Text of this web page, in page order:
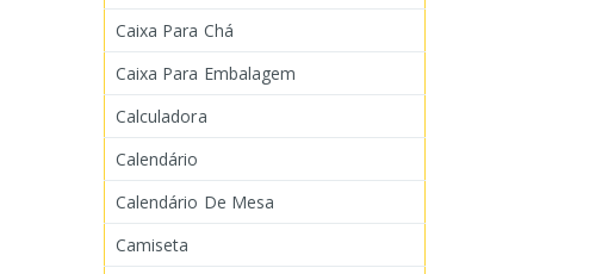
Caixa Para Chá
Caixa Para Embalagem
Calculadora
Calendário
Calendário De Mesa
Camiseta